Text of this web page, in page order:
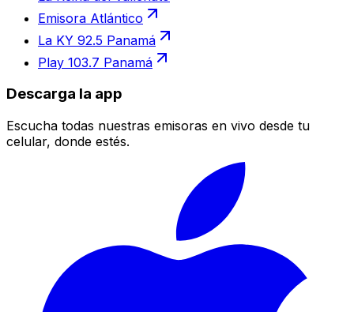
Emisora Atlántico
La KY 92.5 Panamá
Play 103.7 Panamá
Descarga la app
Escucha todas nuestras emisoras en vivo desde tu
celular, donde estés.